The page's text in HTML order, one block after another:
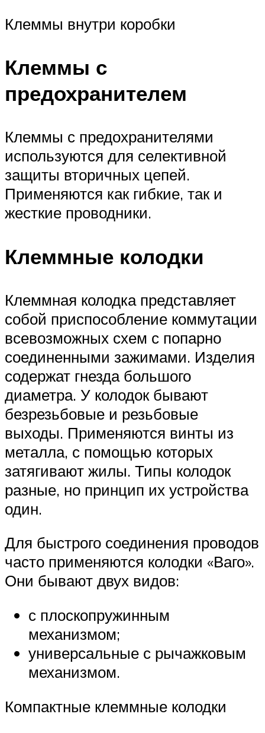
Клеммы внутри коробки
Клеммы с
предохранителем
Клеммы с предохранителями
используются для селективной
защиты вторичных цепей.
Применяются как гибкие, так и
жесткие проводники.
Клеммные колодки
Клеммная колодка представляет
собой приспособление коммутации
всевозможных схем с попарно
соединенными зажимами. Изделия
содержат гнезда большого
диаметра. У колодок бывают
безрезьбовые и резьбовые
выходы. Применяются винты из
металла, с помощью которых
затягивают жилы. Типы колодок
разные, но принцип их устройства
один.
Для быстрого соединения проводов
часто применяются колодки «Ваго».
Они бывают двух видов:
с плоскопружинным
механизмом;
универсальные с рычажковым
механизмом.
Компактные клеммные колодки